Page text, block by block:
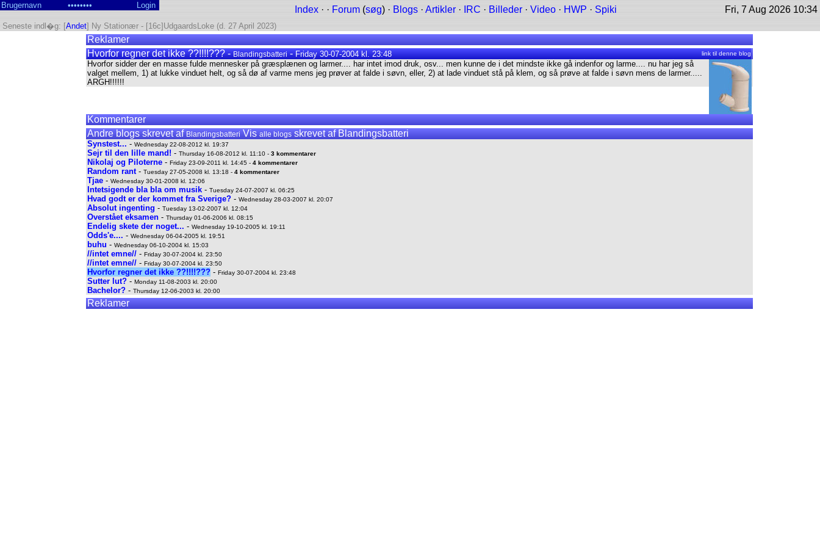
Index· · Forum(søg) · Blogs· Artikler· IRC · Billeder· Video· HWP · Spiki Fri, 7 Aug 2026 10:34
Seneste indl�g: [Andet] Ny Stationær - [16c]UdgaardsLoke (d. 27 April 2023)
Reklamer
Hvorfor regner det ikke ??!!!!??? -Blandingsbatteri-Friday 30-07-2004 kl. 23:48 link til denne blog
Hvorfor sidder der en masse fulde mennesker på græsplænen og larmer.... har intet imod druk, osv... men kunne de i det mindste ikke gå indenfor og larme.... nu har jeg så
valget mellem, 1) at lukke vinduet helt, og så dø af varme mens jeg prøver at falde i søvn, eller, 2) at lade vinduet stå på klem, og så prøve at falde i søvn mens de larmer.....
ARGH!!!!!!
Kommentarer
Andre blogs skrevet afBlandingsbatteriVisalle blogsskrevet af Blandingsbatteri
Synstest... - Wednesday 22-08-2012 kl. 19:37
Sejr til den lille mand! - Thursday 16-08-2012 kl. 11:10 - 3 kommentarer
Nikolaj og Piloterne- Friday 23-09-2011 kl. 14:45 - 4 kommentarer
Random rant- Tuesday 27-05-2008 kl. 13:18 - 4 kommentarer
Tjae- Wednesday 30-01-2008 kl. 12:06
Intetsigende bla bla om musik- Tuesday 24-07-2007 kl. 06:25
Hvad godt er der kommet fra Sverige?- Wednesday 28-03-2007 kl. 20:07
Absolut ingenting - Tuesday 13-02-2007 kl. 12:04
Overstået eksamen- Thursday 01-06-2006 kl. 08:15
Endelig skete der noget... - Wednesday 19-10-2005 kl. 19:11
Odds'e.... - Wednesday 06-04-2005 kl. 19:51
buhu - Wednesday 06-10-2004 kl. 15:03
//intet emne//- Friday 30-07-2004 kl. 23:50
//intet emne//- Friday 30-07-2004 kl. 23:50
Hvorfor regner det ikke ??!!!!???- Friday 30-07-2004 kl. 23:48
Sutter lut?- Monday 11-08-2003 kl. 20:00
Bachelor?- Thursday 12-06-2003 kl. 20:00
Reklamer